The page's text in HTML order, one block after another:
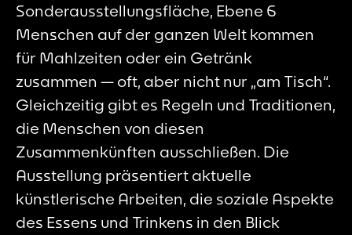
Sonderausstellungsfläche, Ebene 6
Menschen auf der ganzen Welt kommen
für Mahlzeiten oder ein Getränk
zusammen — oft, aber nicht nur „am Tisch“.
Gleichzeitig gibt es Regeln und Traditionen,
die Menschen von diesen
Zusammenkünften ausschließen. Die
Ausstellung präsentiert aktuelle
künstlerische Arbeiten, die soziale Aspekte
des Essens und Trinkens in den Blick